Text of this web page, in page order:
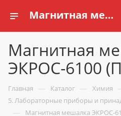
Магнитная мешалка ЭКРОС-6100 (ПЭ-6100) купить по доступной цене в интернет магазине schools.ru
Магнитная
ЭКРОС-6100
Главная — Каталог — Химия
5. Лабораторные приборы и
— Магнитная мешалка ЭКРОС-